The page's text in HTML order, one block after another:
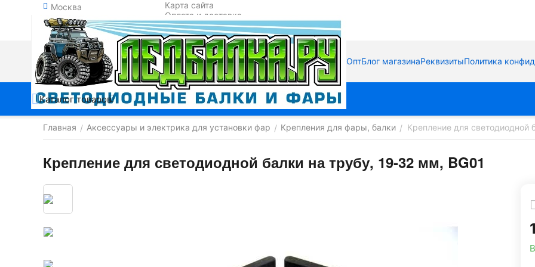
Москва
Карта сайта
Оплата и доставка
Обмен и возврат
Контакты
ОптБлог магазинаРеквизитыПолитика
Каталог товаров
Главная / Аксессуары и электрика для установки фар / Крепления для фары, балки / Крепление для светодиодной
Крепление для светодиодной балки на трубу, 19-32 мм, BG01